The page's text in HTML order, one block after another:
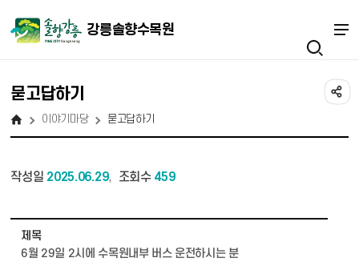
강릉솔향수목원
묻고답하기
이야기마당 묻고답하기
작성일 2025.06.29, 조회수 459
제목
6월 29일 2시에 수목원내부 버스 운전하시는 분